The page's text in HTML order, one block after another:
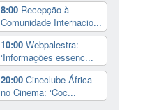
8:00 Recepção à
Comunidade Internacio...
10:00 Webpalestra:
‘Informações essenc...
20:00 Cineclube África
no Cinema: ‘Coc...